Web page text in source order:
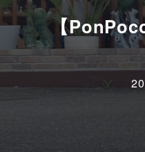
【